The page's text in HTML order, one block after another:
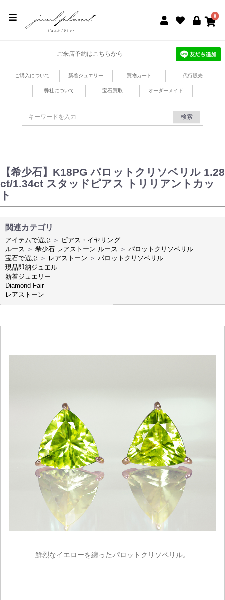
0
ご来店予約はこちらから
ご購入について 新着ジュエリー 買物カート 代行販売
弊社について 宝石買取 オーダーメイド
検索
【希少石】K18PG パロットクリソベリル 1.28
ct/1.34ct スタッドピアス トリリアントカッ
ト
関連カテゴリ
アイテムで選ぶ ＞ ピアス・イヤリング
ルース ＞ 希少石:レアストーン ルース ＞ パロットクリソベリル
宝石で選ぶ ＞ レアストーン ＞ パロットクリソベリル
現品即納ジュエル
新着ジュエリー
Diamond Fair
レアストーン
鮮烈なイエローを纏ったパロットクリソベリル。